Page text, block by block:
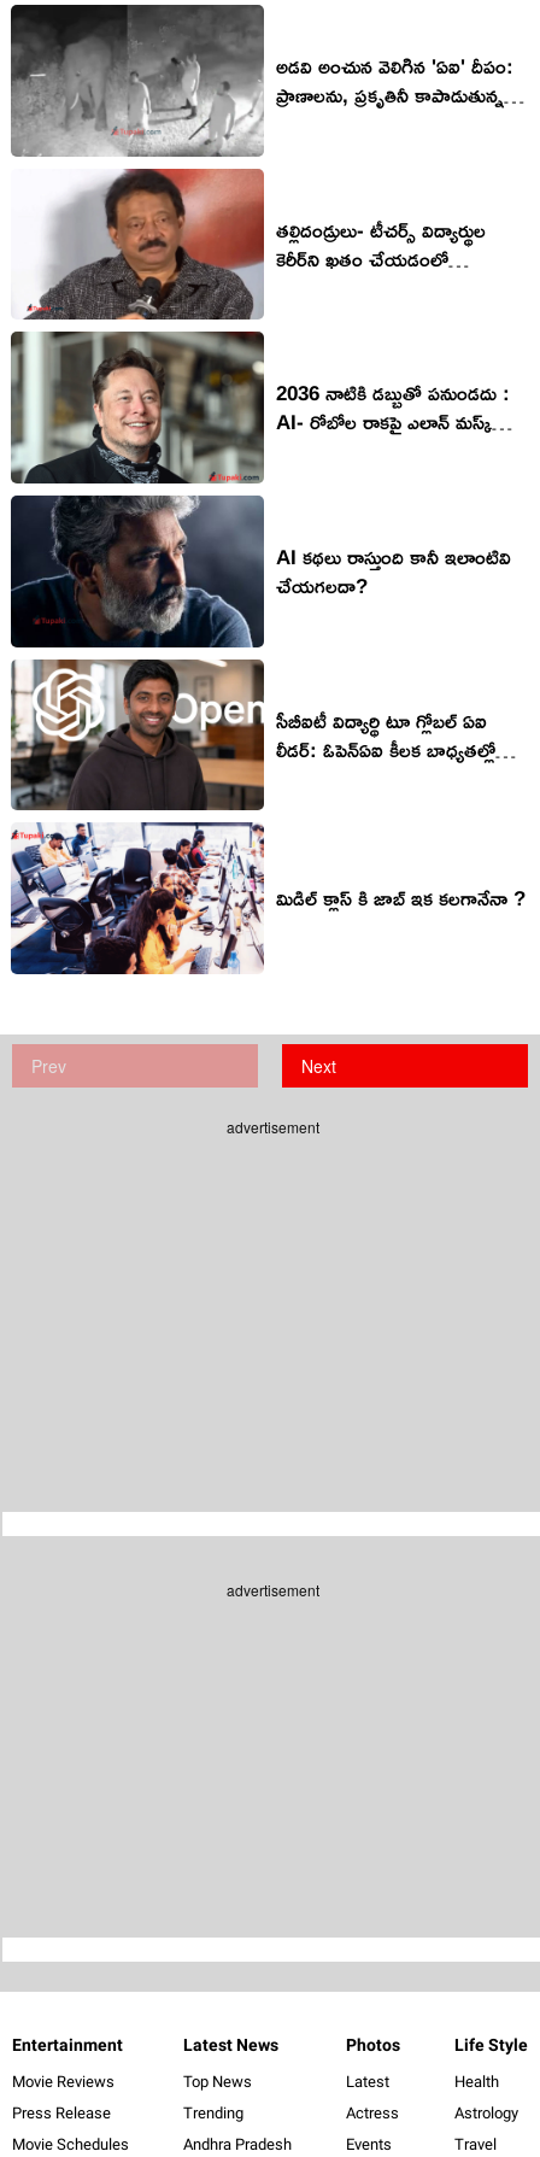
అడవి అంచున వెలిగిన 'ఏఐ' దీపం:
ప్రాణాలను, ప్రకృతినీ కాపాడుతున్న
త‌ల్లిదండ్రులు- టీచ‌ర్స్ విద్యార్థుల
కెరీర్‌ని ఖ‌తం చేయ‌డంలో
2036 నాటికి డబ్బుతో పనుండదు :
AI- రోబోల రాక‌పై ఎలాన్ మస్క్
AI కథలు రాస్తుంది కానీ ఇలాంటివి
చేయ‌గ‌ల‌దా?
సీబీఐటీ విద్యార్థి టూ గ్లోబల్ ఏఐ
లీడర్: ఓపెన్‌ఏఐ కీలక బాధ్యతల్లో
మిడిల్ క్లాస్ కి జాబ్ ఇక కలగానేనా ?
Prev Next
advertisement
advertisement
Entertainment
Movie Reviews
Press Release
Movie Schedules
Latest News
Top News
Trending
Andhra Pradesh
Photos
Latest
Actress
Events
Life Style
Health
Astrology
Travel